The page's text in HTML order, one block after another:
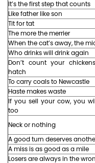
It’s the first step that counts
Like father like son
Tit for tat
The more the merrier
When the cat’s away, the
Who drinks will drink again
Don’t count your
hatch
To carry coals to Newcastle
Haste makes waste
If you sell your cow, you
too
Neck or nothing
A good turn deserves
A miss is as good as a mile
Losers are always in the